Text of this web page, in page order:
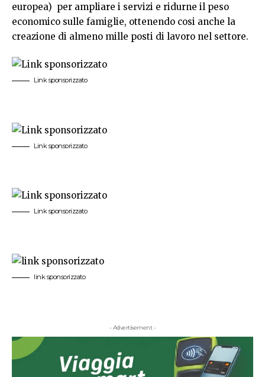
europea) per ampliare i servizi e ridurne il peso
economico sulle famiglie, ottenendo cosi anche la
creazione di almeno mille posti di lavoro nel settore.
Link sponsorizzato
Link sponsorizzato
Link sponsorizzato
link sponsorizzato
- Advertisement -